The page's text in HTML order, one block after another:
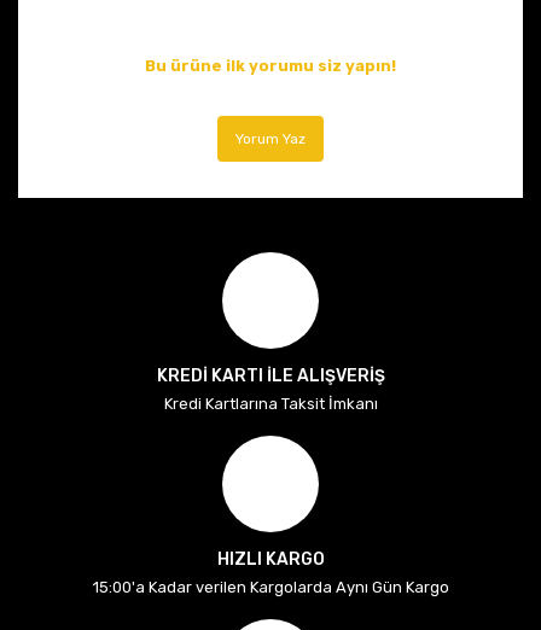
Bu ürüne ilk yorumu siz yapın!
Yorum Yaz
KREDİ KARTI İLE ALIŞVERİŞ
Kredi Kartlarına Taksit İmkanı
HIZLI KARGO
15:00'a Kadar verilen Kargolarda Aynı Gün Kargo